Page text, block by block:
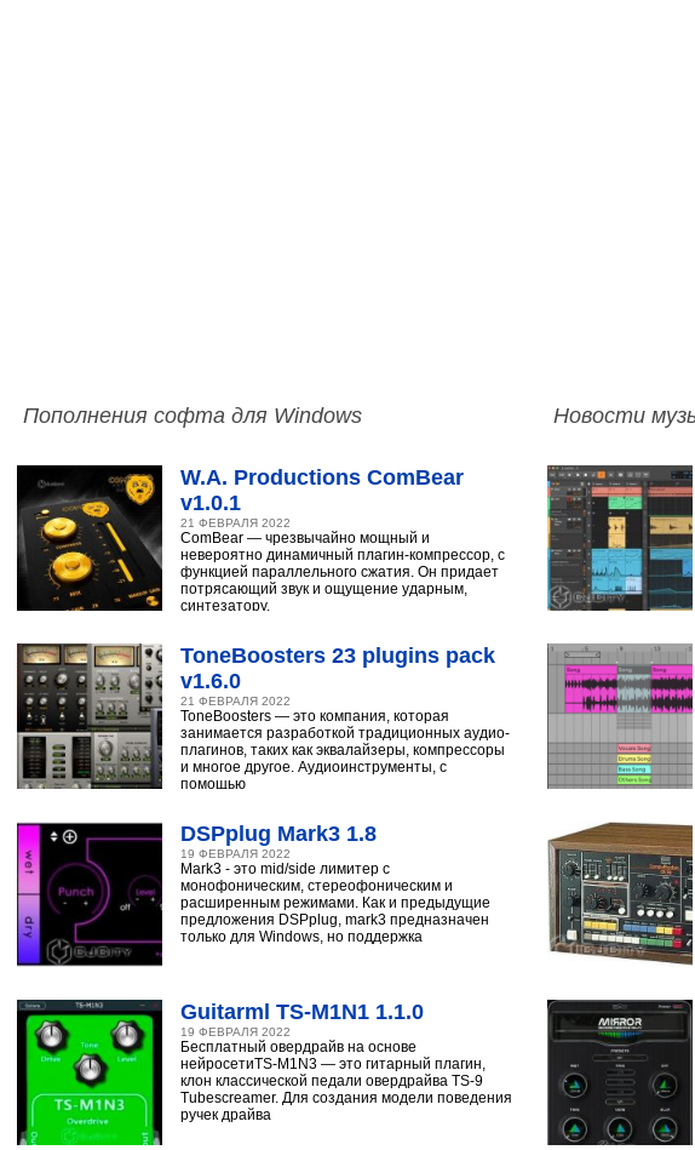
Пополнения софта для Windows
W.A. Productions ComBear
v1.0.1
21 ФЕВРАЛЯ 2022
ComBear — чрезвычайно мощный и
невероятно динамичный плагин-компрессор, с
функцией параллельного сжатия. Он придает
потрясающий звук и ощущение ударным,
синтезатору,
ToneBoosters 23 plugins pack
v1.6.0
21 ФЕВРАЛЯ 2022
ToneBoosters — это компания, которая
занимается разработкой традиционных аудио-
плагинов, таких как эквалайзеры, компрессоры
и многое другое. Аудиоинструменты, с
помощью
DSPplug Mark3 1.8
19 ФЕВРАЛЯ 2022
Mark3 - это mid/side лимитер с
монофоническим, стереофоническим и
расширенным режимами. Как и предыдущие
предложения DSPplug, mark3 предназначен
только для Windows, но поддержка
Guitarml TS-M1N1 1.1.0
19 ФЕВРАЛЯ 2022
Бесплатный овердрайв на основе
нейросетиTS-M1N3 — это гитарный плагин,
клон классической педали овердрайва TS-9
Tubescreamer. Для создания модели поведения
ручек драйва
Новости